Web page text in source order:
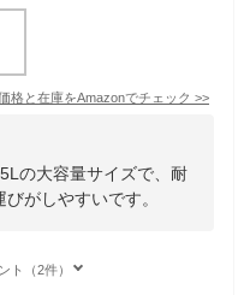
格と在庫をAmazonでチェック >>
の大容量サイズで、耐
がしやすいです。
ト（2件）